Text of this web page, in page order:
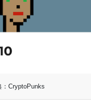
：CryptoPunks